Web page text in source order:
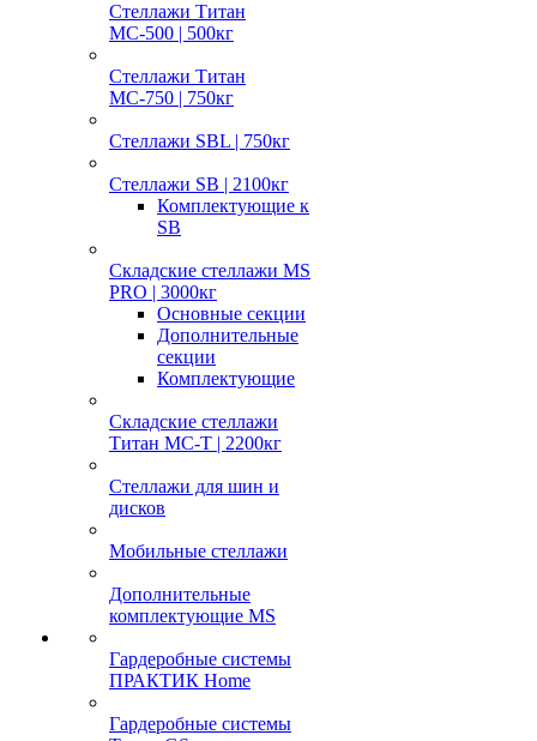
Стеллажи Титан
МС-500 | 500кг
Стеллажи Титан
МС-750 | 750кг
Стеллажи SBL | 750кг
Стеллажи SB | 2100кг
Комплектующие к
SB
Складские стеллажи MS
PRO | 3000кг
Основные секции
Дополнительные
секции
Комплектующие
Складские стеллажи
Титан МС-Т | 2200кг
Стеллажи для шин и
дисков
Мобильные стеллажи
Дополнительные
комплектующие MS
Гардеробные системы
ПРАКТИК Home
Гардеробные системы